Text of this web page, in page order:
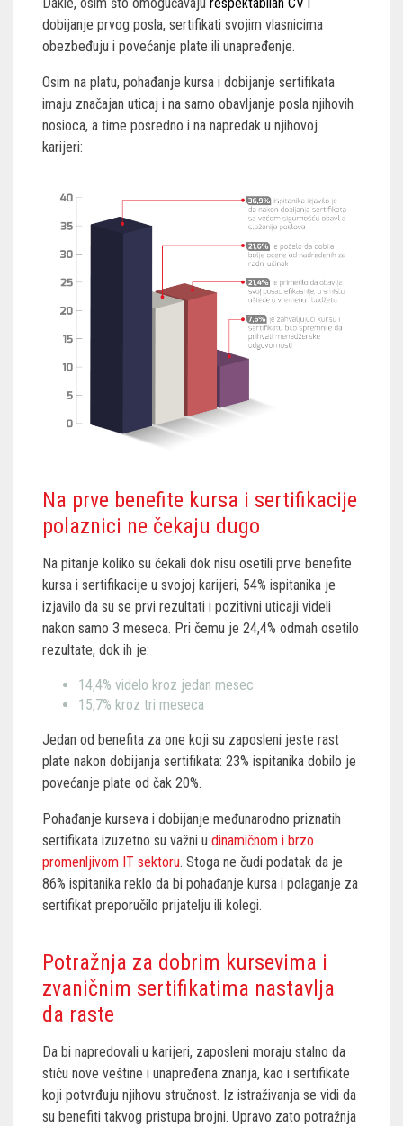
Dakle, osim što omogućavaju respektabilan CV
dobijanje prvog posla, sertifikati svojim vlasnicima
obezbeđuju i povećanje plate ili unapređenje.
Osim na platu, pohađanje kursa i dobijanje sertifikata
imaju značajan uticaj i na samo obavljanje posla njihovih
nosioca, a time posredno i na napredak u njihovoj
karijeri:
Na prve benefite kursa i sertifikacije
polaznici ne čekaju dugo
Na pitanje koliko su čekali dok nisu osetili prve benefite
kursa i sertifikacije u svojoj karijeri, 54% ispitanika je
izjavilo da su se prvi rezultati i pozitivni uticaji videli
nakon samo 3 meseca. Pri čemu je 24,4% odmah osetilo
rezultate, dok ih je:
14,4% videlo kroz jedan mesec
15,7% kroz tri meseca
Jedan od benefita za one koji su zaposleni jeste rast
plate nakon dobijanja sertifikata: 23% ispitanika dobilo je
povećanje plate od čak 20%.
Pohađanje kurseva i dobijanje međunarodno priznatih
sertifikata izuzetno su važni u dinamičnom i brzo
promenljivom IT sektoru. Stoga ne čudi podatak da je
86% ispitanika reklo da bi pohađanje kursa i polaganje za
sertifikat preporučilo prijatelju ili kolegi.
Potražnja za dobrim kursevima i
zvaničnim sertifikatima nastavlja
da raste
Da bi napredovali u karijeri, zaposleni moraju stalno da
stiču nove veštine i unapređena znanja, kao i sertifikate
koji potvrđuju njihovu stručnost. Iz istraživanja se vidi da
su benefiti takvog pristupa brojni. Upravo zato potražnja